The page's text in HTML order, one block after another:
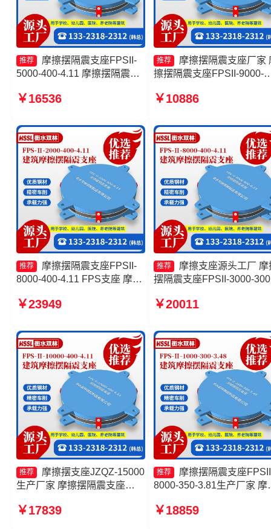
推荐
摩擦摆隔震支座FPSII-
5000-400-4.11 摩擦摆隔震支
工厂 建筑隔震摩擦摆支座厂家
400-4.11源头工厂
￥16536
推荐
摩擦摆隔震支座厂家
擦摆隔震支座FPSII-9000-
厂 摩擦摆隔震支座FPSII-
￥10886
推荐
摩擦摆隔震支座FPSII-
8000-400-4.11 FPS支座 摩擦
3.81厂家 建筑摩擦摆隔震支座
￥23949
推荐
摩擦支座源头工厂 摩
摆隔震支座FPSII-3000-
头工厂 摩擦摆隔震支座
￥20011
推荐
摩擦摆支座JZQZ-15000
生产厂家 摩擦摆隔震支座
厂 建筑摩擦摆隔震支座
￥17839
推荐
摩擦摆隔震支座
8000-350-3.81生产厂家 摩
家 建筑摩擦隔震支座生产
￥18859